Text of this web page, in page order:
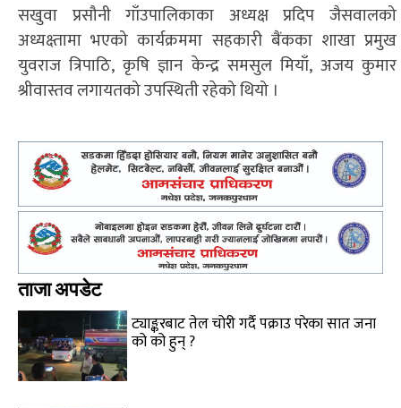
सखुवा प्रसौनी गाँउपालिकाका अध्यक्ष प्रदिप जैसवालको
अध्यक्ष्तामा भएको कार्यक्रममा सहकारी बैंकका शाखा प्रमुख
युवराज त्रिपाठि, कृषि ज्ञान केन्द्र समसुल मियाँ, अजय कुमार
श्रीवास्तव लगायतको उपस्थिती रहेको थियो ।
ताजा अपडेट
ट्याङ्करबाट तेल चोरी गर्दै पक्राउ परेका सात जना
को को हुन् ?